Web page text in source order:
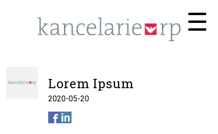
☰
Lorem Ipsum
2020-05-20